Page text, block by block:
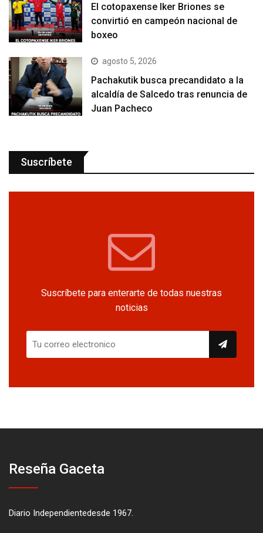
El cotopaxense Iker Briones se
convirtió en campeón nacional de
boxeo
agosto 5, 2026
Pachakutik busca precandidato a la
alcaldía de Salcedo tras renuncia de
Juan Pacheco
Suscríbete
Suscríbete para enterarte de todas nuestras
noticias
Reseña Gaceta
Diario Independientedesde 1967.